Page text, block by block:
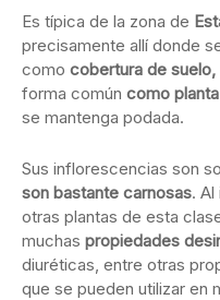
Es típica de la zona de
precisamente allí donde
como cobertura de suelo,
forma común como
se mantenga podada.
Sus inflorescencias son
son bastante carnosas.
otras plantas de esta
muchas propiedades
diuréticas, entre otras
que se pueden utilizar en